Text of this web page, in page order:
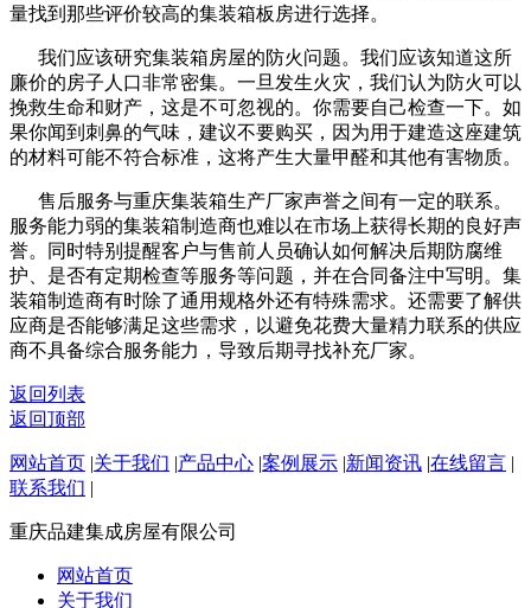
量找到那些评价较高的集装箱板房进行选择。
我们应该研究集装箱房屋的防火问题。我们应该知道这所
廉价的房子人口非常密集。一旦发生火灾，我们认为防火可以
挽救生命和财产，这是不可忽视的。你需要自己检查一下。如
果你闻到刺鼻的气味，建议不要购买，因为用于建造这座建筑
的材料可能不符合标准，这将产生大量甲醛和其他有害物质。
售后服务与重庆集装箱生产厂家声誉之间有一定的联系。
服务能力弱的集装箱制造商也难以在市场上获得长期的良好声
誉。同时特别提醒客户与售前人员确认如何解决后期防腐维
护、是否有定期检查等服务等问题，并在合同备注中写明。集
装箱制造商有时除了通用规格外还有特殊需求。还需要了解供
应商是否能够满足这些需求，以避免花费大量精力联系的供应
商不具备综合服务能力，导致后期寻找补充厂家。
返回列表
返回顶部
网站首页 |关于我们 |产品中心 |案例展示 |新闻资讯 |在线留言 |
联系我们 |
重庆品建集成房屋有限公司
网站首页
关于我们